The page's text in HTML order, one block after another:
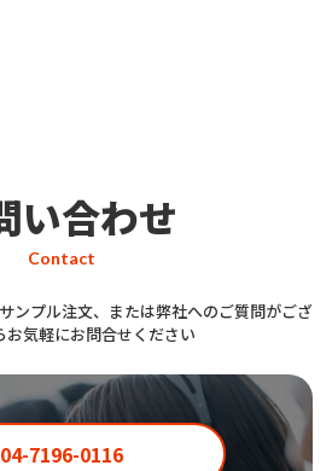
い合わせ
Contact
ンプル注文、または弊社へのご質問がござ
お気軽にお問合せください
04-7196-0116